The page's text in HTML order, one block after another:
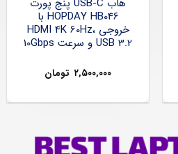
هاب USB-C پنج پورت
HOPDAY HB046 با
خروجی HDMI 4K 60Hz،
USB 3.2 و سرعت 10Gbps
۲,۵۰۰,۰۰۰ تومان